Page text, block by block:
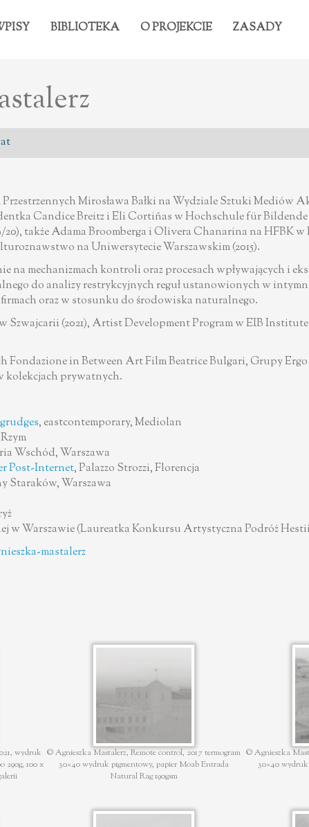
BIBLIOTEKA O PROJEKCIE ZASADY
Mirosława Bałki na Wydziale Sztuki Mediów
Candice Breitz i Eli Cortiñas w Hochschule für
także Adama Broomberga i Olivera Chanarina na HFBK
na Uniwersytecie Warszawskim (2015).
na mechanizmach kontroli oraz procesach wpływających i
do analizy restrykcyjnych reguł ustanowionych w
firmach oraz w stosunku do środowiska naturalnego.
Szwajcarii (2021), Artist Development Program w EIB
Fondazione in Between Art Film Beatrice Bulgari, Grupy
kolekcjach prywatnych.
, eastcontemporary, Mediolan
Wschód, Warszawa
Post-Internet, Palazzo Strozzi, Florencja
Staraków, Warszawa
w Warszawie (Laureatka Konkursu Artystyczna Podróż
mastalerz
wydruk
290g, 100 x
© Agnieszka Mastalerz, Remote control, 2017 termogram
30×40 wydruk pigmentowy, papier Moab Entrada
Natural Rag 190gsm
© Agnieszka
30×40